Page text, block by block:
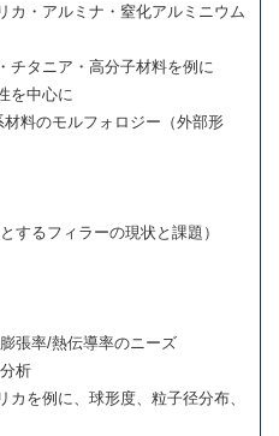
アルミナ・窒化アルミニウム
ニア・高分子材料を例に
中心に
料のモルフォロジー（外部形
するフィラーの現状と課題）
張率/熱伝導率のニーズ
析
例に、球形度、粒子径分布、